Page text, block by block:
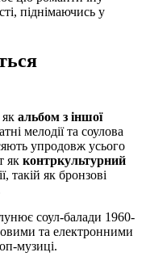
піднімаючись у
як альбом з іншої
мелодії та соулова
упродовж усього
як контркультурний
такій як бронзові
соул-балади 1960-
та електронними
музиці.